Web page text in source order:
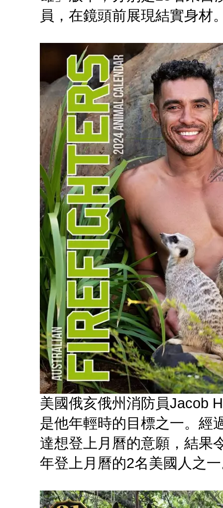
員，在鏡頭前展現結實身材
美國俄亥俄州消防員Jacob
是他年輕時的目標之一。經
達想登上月曆的意願，結果
年登上月曆的2名美國人之